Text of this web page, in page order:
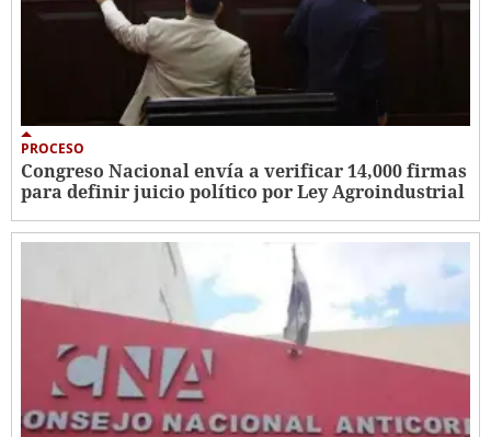
PROCESO
Congreso Nacional envía a verificar 14,000 firmas
para definir juicio político por Ley Agroindustrial